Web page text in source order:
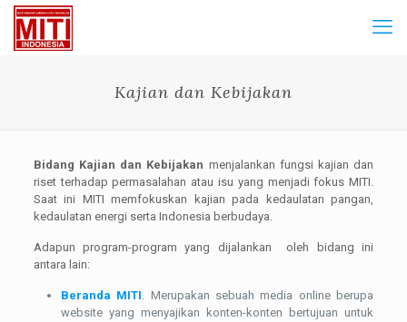
Kajian dan Kebijakan
Bidang Kajian dan Kebijakan menjalankan fungsi kajian dan
riset terhadap permasalahan atau isu yang menjadi fokus MITI.
Saat ini MITI memfokuskan kajian pada kedaulatan pangan,
kedaulatan energi serta Indonesia berbudaya.
Adapun program-program yang dijalankan oleh bidang ini
antara lain:
Beranda MITI. Merupakan sebuah media online berupa
website yang menyajikan konten-konten bertujuan untuk